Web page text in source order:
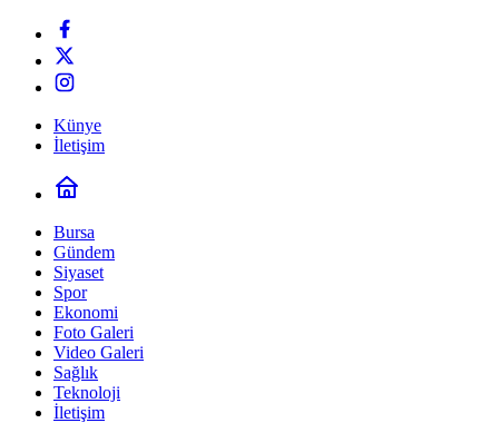
Künye
İletişim
Bursa
Gündem
Siyaset
Spor
Ekonomi
Foto Galeri
Video Galeri
Sağlık
Teknoloji
İletişim